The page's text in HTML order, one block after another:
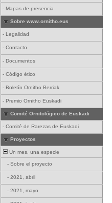
- Mapas de presencia
Sobre www.ornitho.eus
- Legalidad
- Contacto
- Documentos
- Código ético
- Boletín Ornitho Berriak
- Premio Ornitho Euskadi
Comité Ornitológico de Euskadi
- Comité de Rarezas de Euskadi
Proyectos
Un mes, una especie
- Sobre el proyecto
- 2021, abril
- 2021, mayo